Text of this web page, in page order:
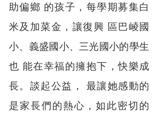
助偏鄉 的孩子，每學期募集白
米及加菜金，讓復興 區巴崚國
小、義盛國小、三光國小的學生
也 能在幸福的擁抱下，快樂成
長。談起公益， 最讓她感動的
是家長們的熱心，如此密切的